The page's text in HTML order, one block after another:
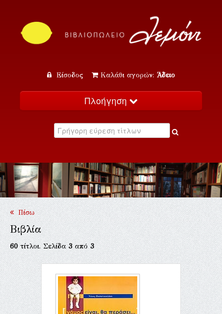
Είσοδος Καλάθι αγορών: Άδειο
Πλοήγηση
Κατάλογος
Εκδηλώσεις
Επικοινωνία
Πίσω
Βιβλία
60τίτλοι. Σελίδα3από3